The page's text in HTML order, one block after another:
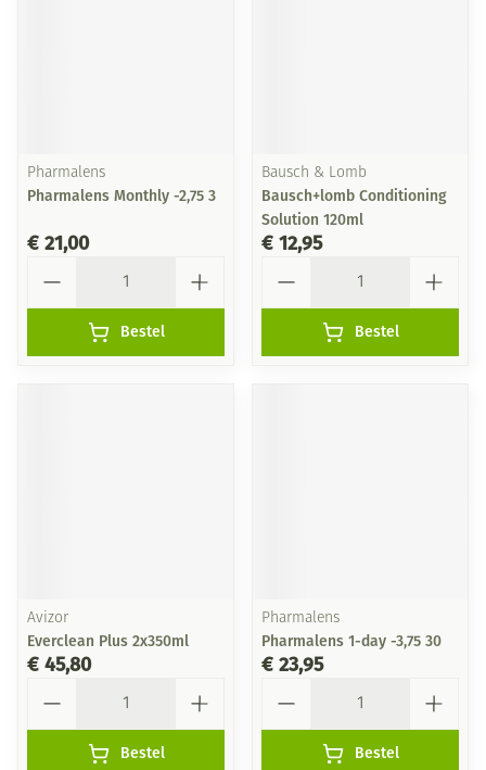
Pharmalens
Pharmalens Monthly -2,75 3
€ 21,00
Bestel
Bausch & Lomb
Bausch+lomb Conditioning
Solution 120ml
€ 12,95
Bestel
Avizor
Everclean Plus 2x350ml
€ 45,80
Bestel
Pharmalens
Pharmalens 1-day -3,75 30
€ 23,95
Bestel